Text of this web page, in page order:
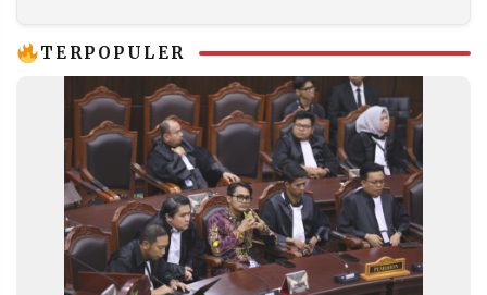
TERPOPULER